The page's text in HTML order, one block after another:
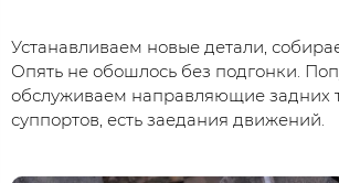
Устанавливаем новые детали,
Опять не обошлось без подгонки.
обслуживаем направляющие задних
суппортов, есть заедания движений.